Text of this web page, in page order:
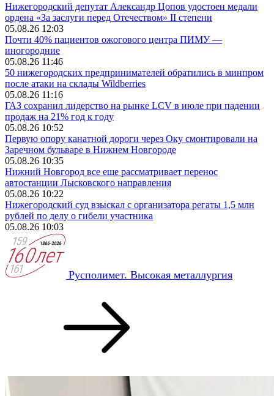
Нижегородский депутат Александр Цопов удостоен медали
ордена «За заслуги перед Отечеством» II степени
05.08.26 12:03
Почти 40% пациентов ожогового центра ПИМУ —
иногородние
05.08.26 11:46
50 нижегородских предпринимателей обратились в минпром
после атаки на склады Wildberries
05.08.26 11:16
ГАЗ сохранил лидерство на рынке LCV в июле при падении
продаж на 21% год к году
05.08.26 10:52
Первую опору канатной дороги через Оку смонтировали на
Заречном бульваре в Нижнем Новгороде
05.08.26 10:35
Нижний Новгород все еще рассматривает перенос
автостанции Лысковского направления
05.08.26 10:22
Нижегородский суд взыскал с организатора регаты 1,5 млн
рублей по делу о гибели участника
05.08.26 10:03
Русполимет. Высокая металлургия